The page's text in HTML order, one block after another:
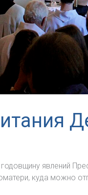
явлений
куда можно